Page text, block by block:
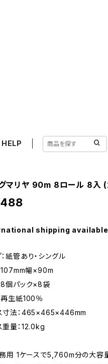
HELP
マリヤ 90m 8ロール 8
shipping available
紙管あり・シングル
107mm幅×90m
8個パック×8袋
再生紙100％
寸法：465×465×446mm
重量：12.0kg
用 1ケースで5,760m分の大容